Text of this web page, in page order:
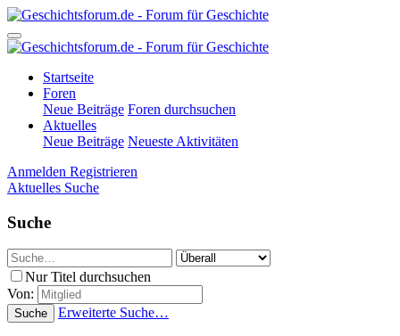
Startseite
Foren
Neue Beiträge Foren durchsuchen
Aktuelles
Neue Beiträge Neueste Aktivitäten
Anmelden Registrieren
Aktuelles Suche
Suche
Nur Titel durchsuchen
Von:
Suche Erweiterte Suche…